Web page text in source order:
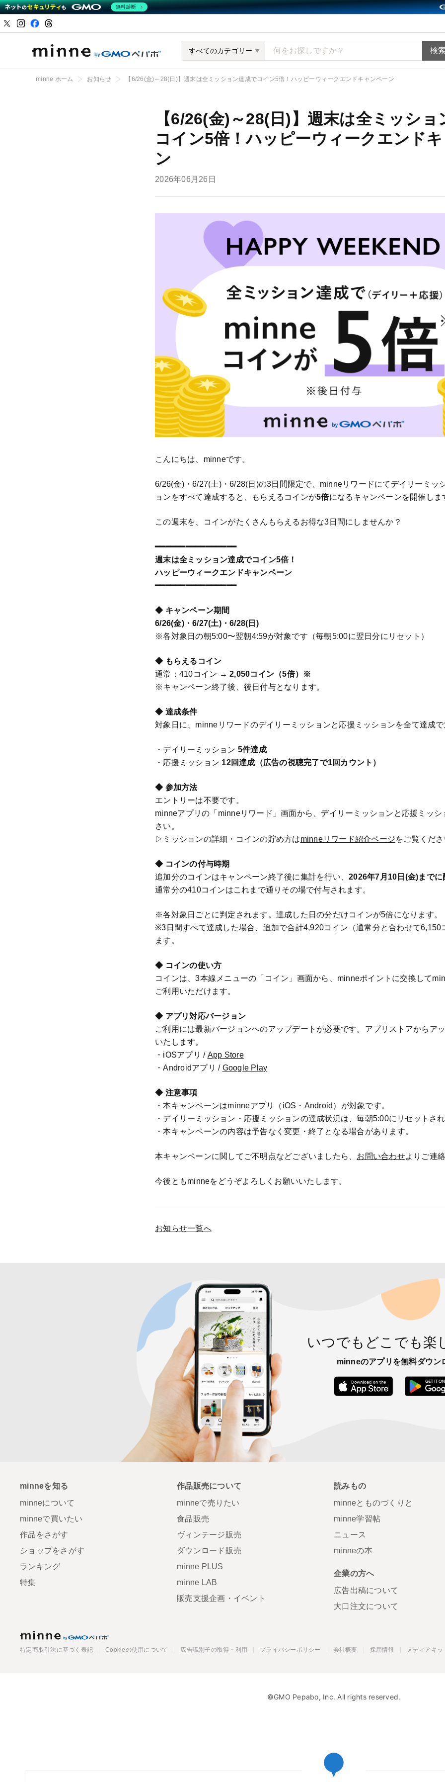
すべてのカテゴリー
minne ホーム お知らせ 【6/26(金)～28(日)】週末は全ミッション達成でコイン5倍！ハッピーウィークエンドキャンペーン
【6/26(金)～28(日)】週末は全ミッショ
コイン5倍！ハッピーウィークエンド
ン
2026年06月26日
こんにちは、minneです。
6/26(金)・6/27(土)・6/28(日)の3日間限定で、minneリワードにてデイリーミッ
ョンをすべて達成すると、もらえるコインが5倍になるキャンペーンを開催しま
この週末を、コインがたくさんもらえるお得な3日間にしませんか？
━━━━━━━━━━━━━━━━
週末は全ミッション達成でコイン5倍！
ハッピーウィークエンドキャンペーン
━━━━━━━━━━━━━━━━
◆ キャンペーン期間
6/26(金)・6/27(土)・6/28(日)
※各対象日の朝5:00〜翌朝4:59が対象です（毎朝5:00に翌日分にリセット）
◆ もらえるコイン
通常：410コイン → 2,050コイン（5倍）※
※キャンペーン終了後、後日付与となります。
◆ 達成条件
対象日に、minneリワードのデイリーミッションと応援ミッションを全て達成で
・デイリーミッション 5件達成
・応援ミッション 12回達成（広告の視聴完了で1回カウント）
◆ 参加方法
エントリーは不要です。
minneアプリの「minneリワード」画面から、デイリーミッションと応援ミッシ
さい。
▷ミッションの詳細・コインの貯め方はminneリワード紹介ページをご覧くださ
◆ コインの付与時期
追加分のコインはキャンペーン終了後に集計を行い、 2026年7月10日(金)までに
通常分の410コインはこれまで通りその場で付与されます。
※各対象日ごとに判定されます。達成した日の分だけコインが5倍になります。
※3日間すべて達成した場合、追加で合計4,920コイン（通常分と合わせて6,150
ます。
◆ コインの使い方
コインは、3本線メニューの「コイン」画面から、minneポイントに交換して
ご利用いただけます。
◆ アプリ対応バージョン
ご利用には最新バージョンへのアップデートが必要です。アプリストアからア
いたします。
・iOSアプリ / App Store
・Androidアプリ / Google Play
◆ 注意事項
・本キャンペーンはminneアプリ（iOS・Android）が対象です。
・デイリーミッション・応援ミッションの達成状況は、毎朝5:00にリセットされ
・本キャンペーンの内容は予告なく変更・終了となる場合があります。
本キャンペーンに関してご不明点などございましたら、 お問い合わせよりご連
今後ともminneをどうぞよろしくお願いいたします。
お知らせ一覧へ
いつでもどこでも楽
minneのアプリを無料ダウン
App Store か
minneを知る
minneについて
minneで買いたい
作品をさがす
ショップをさがす
ランキング
特集
作品販売について
minneで売りたい
食品販売
ヴィンテージ販売
ダウンロード販売
minne PLUS
minne LAB
販売支援企画・イベント
読みもの
minneとものづくりと
minne学習帖
ニュース
minneの本
企業の方へ
広告出稿について
大口注文について
特定商取引法に基づく表記 Cookieの使用について 広告識別子の取得・利用 プライバシーポリシー 会社概要 採用情報 メディアキッ
©GMO Pepabo, Inc. All rights reserved.
無料診断